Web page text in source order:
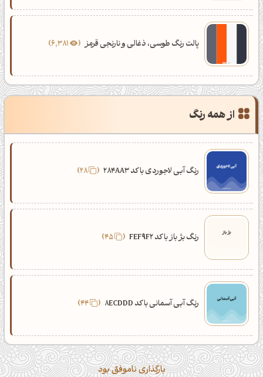
پالت رنگ طوسی، ذغالی و نارنجی قرمز
از همه رنگ
رنگ آبی لاجوردی با کد 284AA3 28
رنگ بژ باز با کد FEF9F2 45
رنگ آبی آسمانی با کد 8ECDDD 44
بارگذاری ناموفق بود